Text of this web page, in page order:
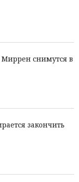
снимутся в
закончить